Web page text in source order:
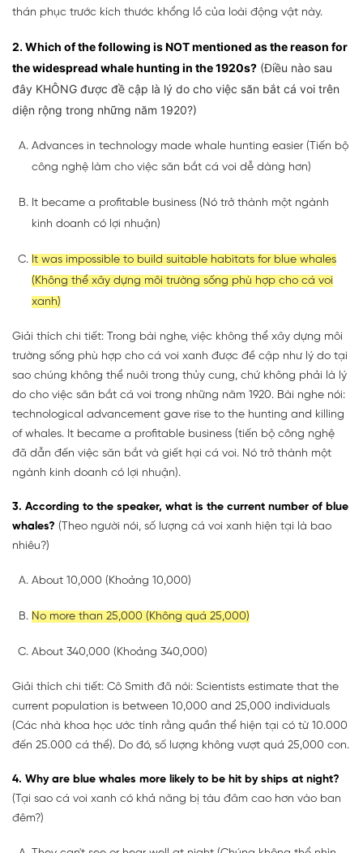
thán phục trước kích thước khổng lồ của loài động vật này.
2. Which of the following is NOT mentioned as the reason for
the widespread whale hunting in the 1920s? (Điều nào sau
đây KHÔNG được đề cập là lý do cho việc săn bắt cá voi trên
diện rộng trong những năm 1920?)
Advances in technology made whale hunting easier (Tiến bộ
công nghệ làm cho việc săn bắt cá voi dễ dàng hơn)
It became a profitable business (Nó trở thành một ngành
kinh doanh có lợi nhuận)
It was impossible to build suitable habitats for blue whales
(Không thể xây dựng môi trường sống phù hợp cho cá voi
xanh)
Giải thích chi tiết: Trong bài nghe, việc không thể xây dựng môi
trường sống phù hợp cho cá voi xanh được đề cập như lý do tại
sao chúng không thể nuôi trong thủy cung, chứ không phải là lý
do cho việc săn bắt cá voi trong những năm 1920. Bài nghe nói:
technological advancement gave rise to the hunting and killing
of whales. It became a profitable business (tiến bộ công nghệ
đã dẫn đến việc săn bắt và giết hại cá voi. Nó trở thành một
ngành kinh doanh có lợi nhuận).
3. According to the speaker, what is the current number of blue
whales? (Theo người nói, số lượng cá voi xanh hiện tại là bao
nhiêu?)
About 10,000 (Khoảng 10,000)
No more than 25,000 (Không quá 25,000)
About 340,000 (Khoảng 340,000)
Giải thích chi tiết: Cô Smith đã nói: Scientists estimate that the
current population is between 10,000 and 25,000 individuals
(Các nhà khoa học ước tính rằng quần thể hiện tại có từ 10.000
đến 25.000 cá thể). Do đó, số lượng không vượt quá 25,000 con.
4. Why are blue whales more likely to be hit by ships at night?
(Tại sao cá voi xanh có khả năng bị tàu đâm cao hơn vào ban
đêm?)